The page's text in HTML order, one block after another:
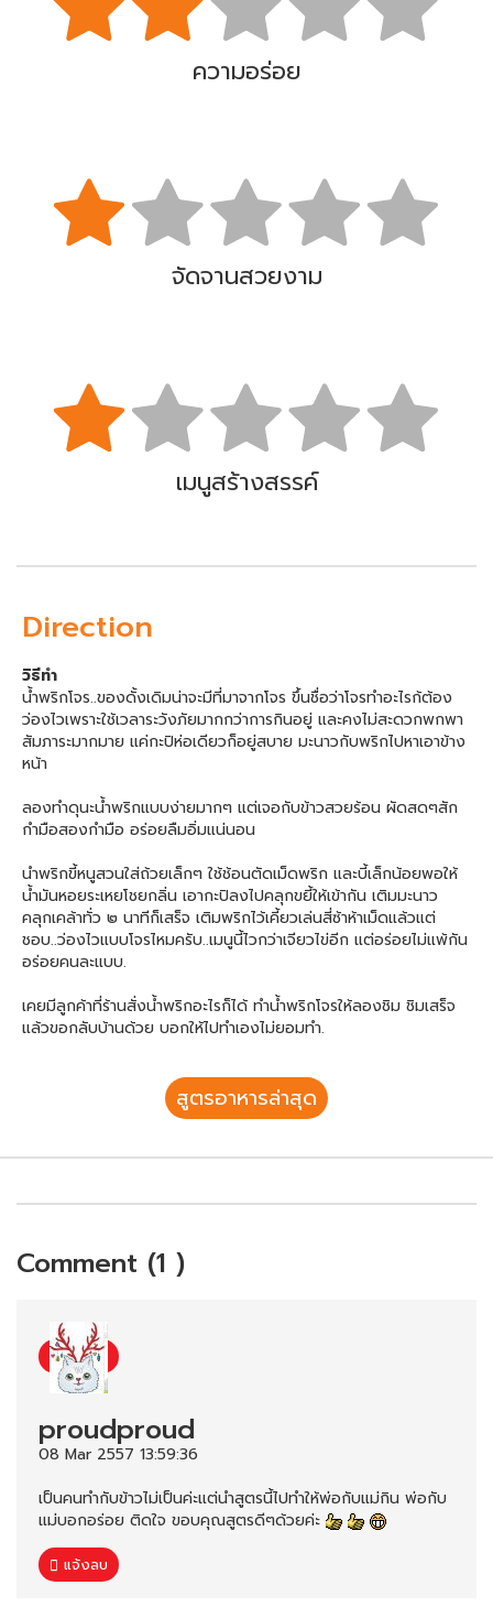
ความอร่อย
จัดจานสวยงาม
เมนูสร้างสรรค์
Direction
วิธีทำ
น้ำพริกโจร..ของดั้งเดิมน่าจะมีที่มาจากโจร ขึ้นชื่อว่าโจรทำอะไรก้ต้อง
ว่องไวเพราะใช้เวลาระวังภัยมากกว่าการกินอยู่ และคงไม่สะดวกพกพา
สัมภาระมากมาย แค่กะปิห่อเดียวก็อยู่สบาย มะนาวกับพริกไปหาเอาข้าง
หน้า
ลองทำดุนะน้ำพริกแบบง่ายมากๆ แต่เจอกับข้าวสวยร้อน ผัดสดๆสัก
กำมือสองกำมือ อร่อยลืมอิ่มแน่นอน
นำพริกขี้หนูสวนใส่ถ้วยเล็กๆ ใช้ช้อนตัดเม็ดพริก และบี้เล็กน้อยพอให้
น้ำมันหอยระเหยโชยกลิ่น เอากะปิลงไปคลุกขยี้ให้เข้ากัน เติมมะนาว
คลุกเคล้าทั่ว ๒ นาทีก็เสร็จ เติมพริกไว้เคี้ยวเล่นสี่ซ้าห้าเม็ดแล้วแต่
ชอบ..ว่องไวแบบโจรไหมครับ..เมนูนี้ไวกว่าเจียวไข่อีก แต่อร่อยไม่แพ้กัน
อร่อยคนละแบบ.
เคยมีลูกค้าที่ร้านสั่งน้ำพริกอะไรก็ได้ ทำน้ำพริกโจรให้ลองชิม ชิมเสร็จ
แล้วขอกลับบ้านด้วย บอกให้ไปทำเองไม่ยอมทำ.
สูตรอาหารล่าสุด
Comment (1 )
proudproud
08 Mar 2557 13:59:36
เป็นคนทำกับข้าวไม่เป็นค่ะแต่นำสูตรนี้ไปทำให้พ่อกับแม่กิน พ่อกับ
แม่บอกอร่อย ติดใจ ขอบคุณสูตรดีๆด้วยค่ะ
แจ้งลบ